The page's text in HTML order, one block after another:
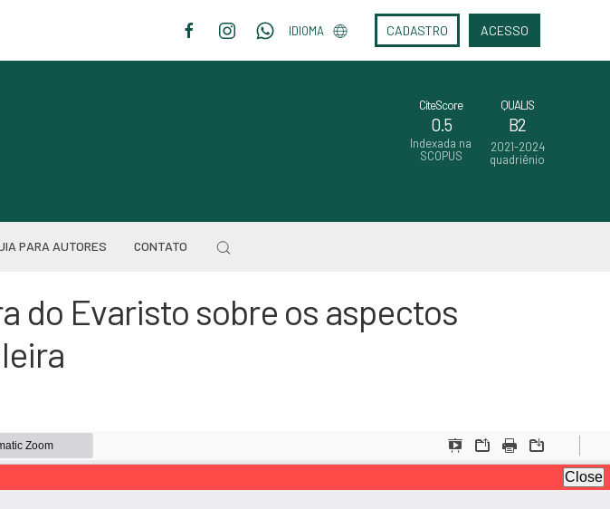
IDIOMA CADASTRO ACESSO
CiteScore
0.5
Indexada na
SCOPUS
QUALIS
B2
2021-2024
quadriênio
PARA AUTORES CONTATO
do Evaristo sobre os aspectos